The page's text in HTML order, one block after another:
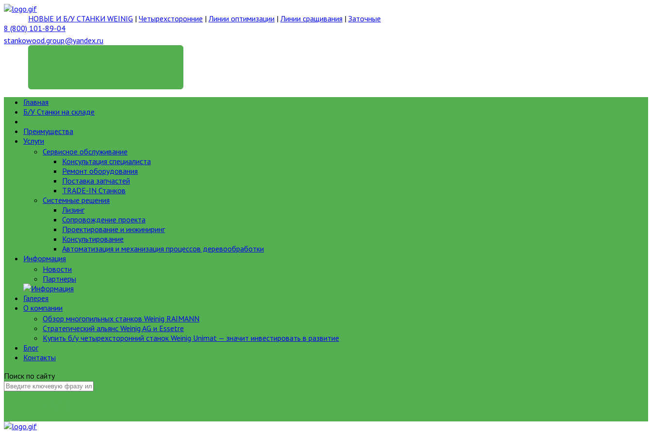
НОВЫЕ И Б/У СТАНКИ WEINIG | Четырехсторонние | Линии оптимизации | Линии сращивания | Заточные
8 (800) 101-89-04
stankowood.group@yandex.ru
Главная
Б/У Станки на складе
Преимущества
Услуги
Сервисное обслуживание
Консультация специалиста
Ремонт оборудования
Поставка запчастей
TRADE-IN Станков
Системные решения
Лизинг
Сопровождение проекта
Проектирование и инжиниринг
Консультирование
Автоматизация и механизация процессов деревообработки
Информация
Новости
Партнеры
Галерея
О компании
Обзор многопильных станков Weinig RAIMANN
Стратегический альянс Weinig AG и Essetre
Купить б/у четырехсторонний станок Weinig Unimat — значит инвестировать в развитие
Блог
Контакты
Поиск по сайту